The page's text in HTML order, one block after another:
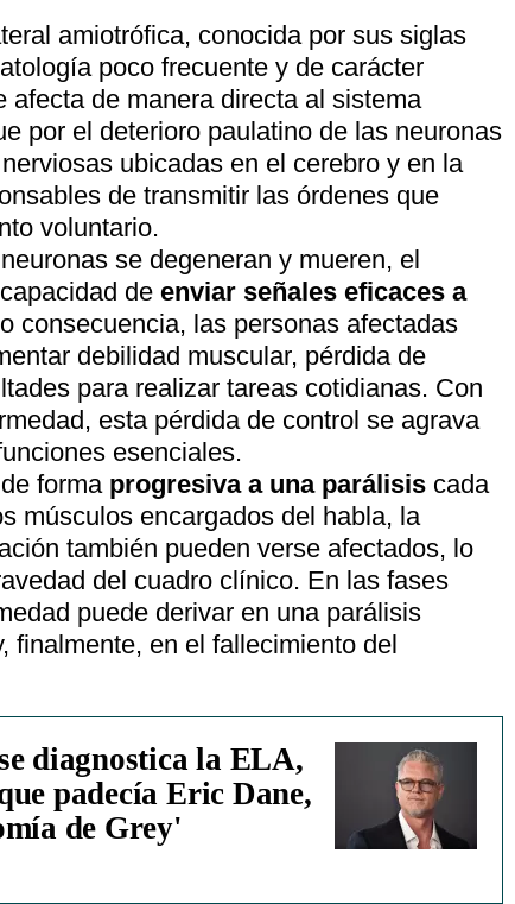
amiotrófica, conocida por sus siglas
poco frecuente y de carácter
afecta de manera directa al sistema
por el deterioro paulatino de las neuronas
ubicadas en el cerebro y en la
de transmitir las órdenes que
voluntario.
se degeneran y mueren, el
de enviar señales eficaces a
consecuencia, las personas afectadas
debilidad muscular, pérdida de
para realizar tareas cotidianas. Con
esta pérdida de control se agrava
esenciales.
forma progresiva a una parálisis cada
músculos encargados del habla, la
también pueden verse afectados, lo
del cuadro clínico. En las fases
puede derivar en una parálisis
finalmente, en el fallecimiento del
diagnostica la ELA,
padecía Eric Dane,
de Grey'